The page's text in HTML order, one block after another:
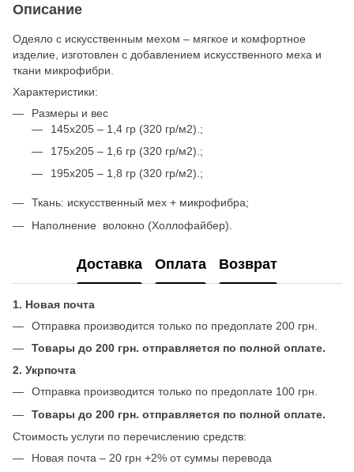
Описание
Одеяло с искусственным мехом – мягкое и комфортное
изделие, изготовлен с добавлением искусственного меха и
ткани микрофибри.
Характеристики:
Размеры и вес
145х205 – 1,4 гр (320 гр/м2).;
175х205 – 1,6 гр (320 гр/м2).;
195х205 – 1,8 гр (320 гр/м2).;
Ткань: искусственный мех + микрофибра;
Наполнение волокно (Холлофайбер).
Доставка Оплата Возврат
1. Новая почта
Отправка производится только по предоплате 200 грн.
Товары до 200 грн. отправляется по полной оплате.
2. Укрпочта
Отправка производится только по предоплате 100 грн.
Товары до 200 грн. отправляется по полной оплате.
Стоимость услуги по перечислению средств:
Новая почта – 20 грн +2% от суммы перевода